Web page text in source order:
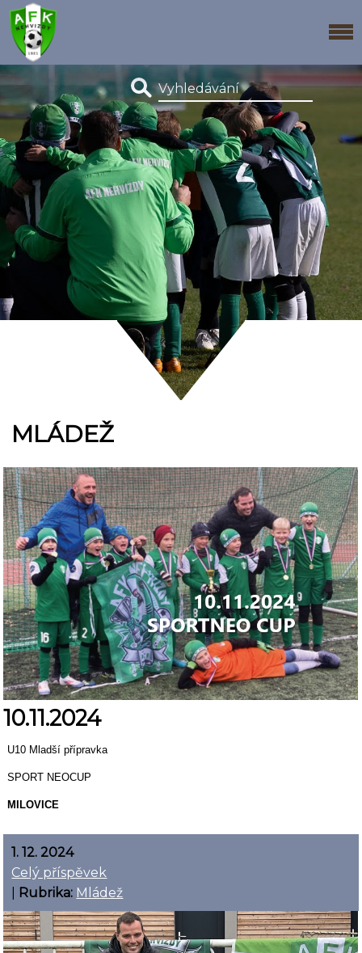
MLÁDEŽ
10.11.2024
U10 Mladší přípravka
SPORT NEOCUP
MILOVICE
1. 12. 2024
Celý příspěvek
Rubrika: Mládež